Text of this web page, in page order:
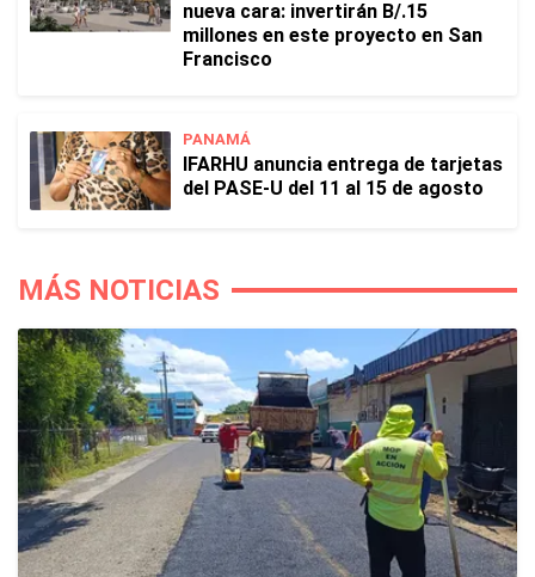
nueva cara: invertirán B/.15
millones en este proyecto en San
Francisco
PANAMÁ
IFARHU anuncia entrega de tarjetas
del PASE-U del 11 al 15 de agosto
MÁS NOTICIAS